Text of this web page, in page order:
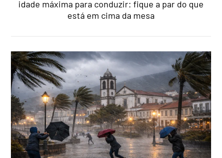
idade máxima para conduzir: fique a par do que
está em cima da mesa